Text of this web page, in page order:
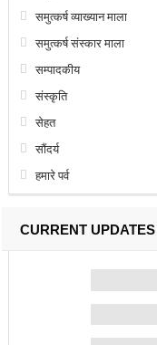
समुत्कर्ष व्याख्यान माला
समुत्कर्ष संस्कार माला
सम्पादकीय
संस्कृति
सेहत
सौंदर्य
हमारे पर्व
CURRENT UPDATES